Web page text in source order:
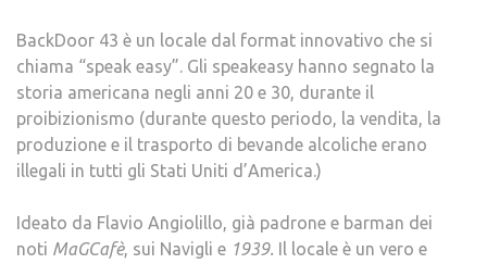
BackDoor 43 è un locale dal format innovativo che si
chiama “speak easy”. Gli speakeasy hanno segnato la
storia americana negli anni 20 e 30, durante il
proibizionismo (durante questo periodo, la vendita, la
produzione e il trasporto di bevande alcoliche erano
illegali in tutti gli Stati Uniti d’America.)
Ideato da Flavio Angiolillo, già padrone e barman dei
noti MaGCafè, sui Navigli e 1939. Il locale è un vero e